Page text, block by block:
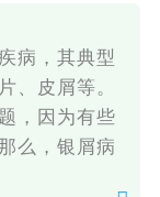
病，其典型
、皮屑等。
，因为有些
么，银屑病